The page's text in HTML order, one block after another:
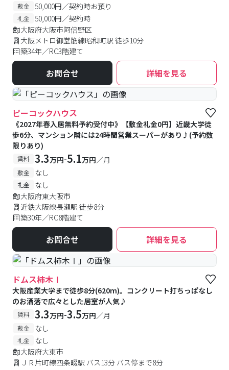
敷金 50,000円／契約時お預り
礼金
50,000円／契約時
大阪府大阪市阿倍野区
大阪メトロ御堂筋線昭和町駅 徒歩10分
築34年／RC3階建て
お問合せ 詳細を見る
ピーコックハウス
《2027年春入居無料予約受付中》【敷金礼金0円】近畿大学徒
歩6分、マンション隣には24時間営業スーパーがあり♪(予約数
限りあり)
賃料 3.3万円-5.1万円／月
敷金 なし
礼金
なし
大阪府東大阪市
近鉄大阪線長瀬駅 徒歩8分
築30年／RC8階建て
お問合せ 詳細を見る
ドムス柿木Ⅰ
大阪産業大学まで徒歩8分(620m)。コンクリート打ちっぱなし
のお洒落で広々とした居室が人気♪
賃料 3.3万円-3.5万円／月
敷金 なし
礼金
なし
大阪府大東市
ＪＲ片町線四条畷駅 バス13分 バス停まで8分